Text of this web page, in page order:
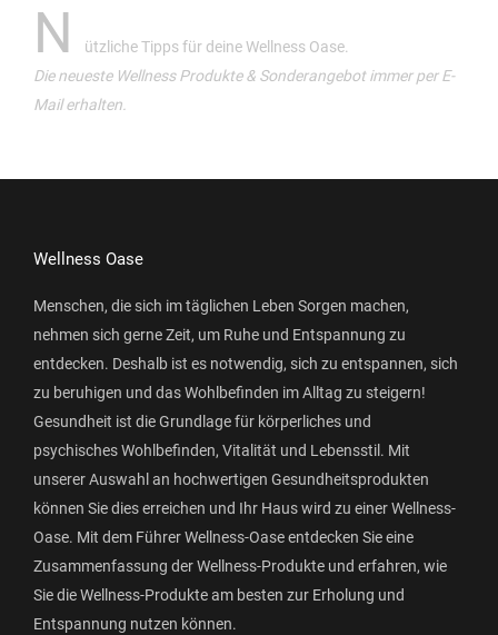
N
ützliche Tipps für deine Wellness Oase.
Die neueste Wellness Produkte & Sonderangebot immer per E-
Mail erhalten.
Wellness Oase
Menschen, die sich im täglichen Leben Sorgen machen,
nehmen sich gerne Zeit, um Ruhe und Entspannung zu
entdecken. Deshalb ist es notwendig, sich zu entspannen, sich
zu beruhigen und das Wohlbefinden im Alltag zu steigern!
Gesundheit ist die Grundlage für körperliches und
psychisches Wohlbefinden, Vitalität und Lebensstil. Mit
unserer Auswahl an hochwertigen Gesundheitsprodukten
können Sie dies erreichen und Ihr Haus wird zu einer Wellness-
Oase. Mit dem Führer Wellness-Oase entdecken Sie eine
Zusammenfassung der Wellness-Produkte und erfahren, wie
Sie die Wellness-Produkte am besten zur Erholung und
Entspannung nutzen können.